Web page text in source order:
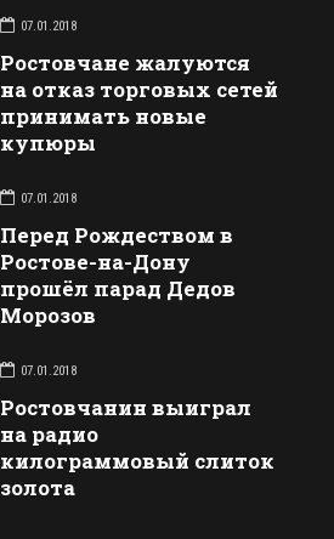
07.01.2018
Ростовчане жалуются
на отказ торговых сетей
принимать новые
купюры
07.01.2018
Перед Рождеством в
Ростове-на-Дону
прошёл парад Дедов
Морозов
07.01.2018
Ростовчанин выиграл
на радио
килограммовый слиток
золота